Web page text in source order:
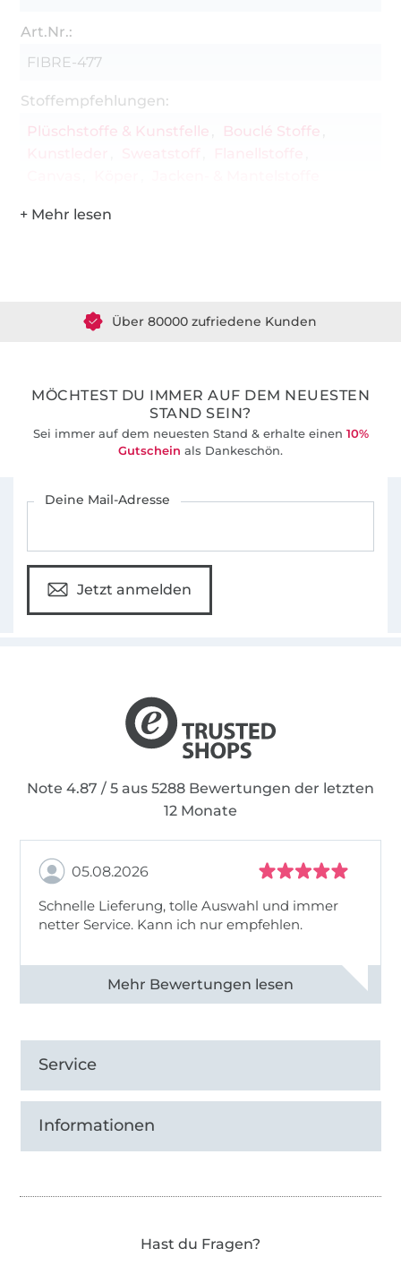
Art.Nr.:
FIBRE-477
Stoffempfehlungen:
Plüschstoffe & Kunstfelle
Bouclé Stoffe
MÖCHTEST DU IMMER AUF DEM NEUESTEN
STAND SEIN?
Sei immer auf dem neuesten Stand & erhalte einen 10%
Gutschein als Dankeschön.
Deine Mail-Adresse
Jetzt anmelden
Note 4.87 / 5 aus 5288 Bewertungen der letzten
12 Monate
05.08.2026
Schnelle Lieferung, tolle Auswahl und immer
netter Service. Kann ich nur empfehlen.
Alle 82930 Bewertungen ansehen
Service
Informationen
Hast du Fragen?